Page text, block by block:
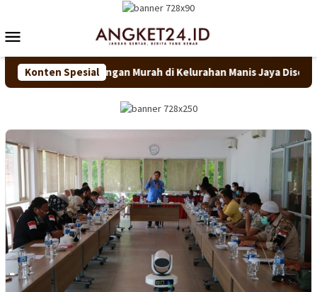
konten
Mobile
Konten Spesial
Pangan Murah di Kelurahan Manis Jaya Diserbu Warga